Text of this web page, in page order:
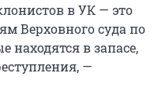
в УК — это
Верховного суда по
находятся в запасе,
—